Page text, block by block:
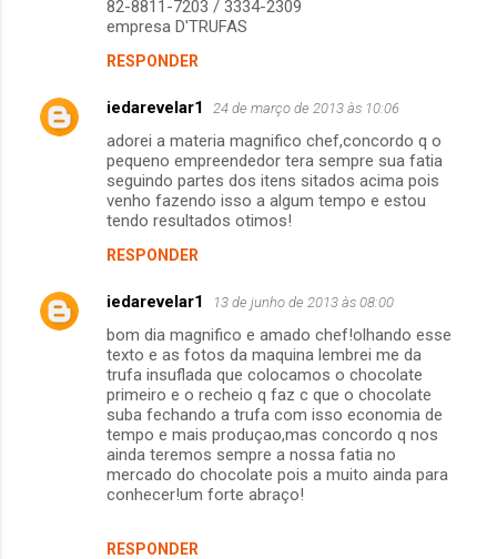
82-8811-7203 / 3334-2309
empresa D'TRUFAS
RESPONDER
iedarevelar1 24 de março de 2013 às 10:06
adorei a materia magnifico chef,concordo q o
pequeno empreendedor tera sempre sua fatia
seguindo partes dos itens sitados acima pois
venho fazendo isso a algum tempo e estou
tendo resultados otimos!
RESPONDER
iedarevelar1 13 de junho de 2013 às 08:00
bom dia magnifico e amado chef!olhando esse
texto e as fotos da maquina lembrei me da
trufa insuflada que colocamos o chocolate
primeiro e o recheio q faz c que o chocolate
suba fechando a trufa com isso economia de
tempo e mais produçao,mas concordo q nos
ainda teremos sempre a nossa fatia no
mercado do chocolate pois a muito ainda para
conhecer!um forte abraço!
RESPONDER